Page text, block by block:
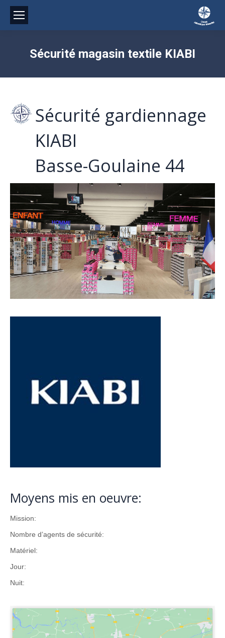
Sécurité magasin textile KIABI
Sécurité gardiennage
KIABI
Basse-Goulaine 44
Moyens mis en oeuvre:
Mission:
Nombre d’agents de sécurité:
Matériel:
Jour:
Nuit: